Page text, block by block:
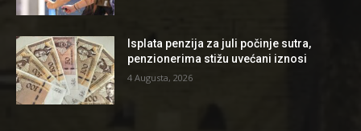
Isplata penzija za juli počinje sutra,
penzionerima stižu uvećani iznosi
4 Augusta, 2026